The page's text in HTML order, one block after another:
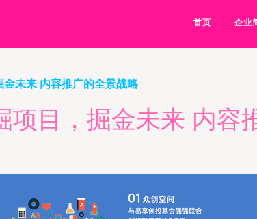
首页 企业
未来 内容推广的全景战略
项目，掘金未来 内容